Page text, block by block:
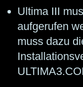
Ultima III
aufgerufen
muss dazu